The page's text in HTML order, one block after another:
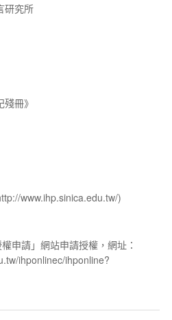
研究所
冊》
www.ihp.sinica.edu.tw/)
申請」網站申請授權，網址：
ihponlinec/ihponline?